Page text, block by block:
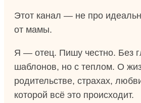
Этот канал — не про
от мамы.
Я — отец. Пишу честно. Без
шаблонов, но с теплом. О
родительстве, страхах,
которой всё это происходит.